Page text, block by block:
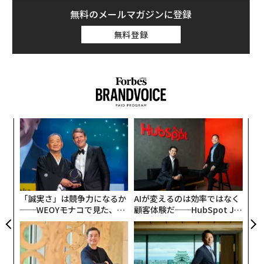
無料のメールマガジンに登録
無料登録
「誠実さ」は競争力になるか
──WEOYモナコで見た、く
ら寿司の経営哲学
AIが変えるのは効率ではなく
顧客体験だ──HubSpot Ja
panが語る「Grow Better」
な組織のつくり方